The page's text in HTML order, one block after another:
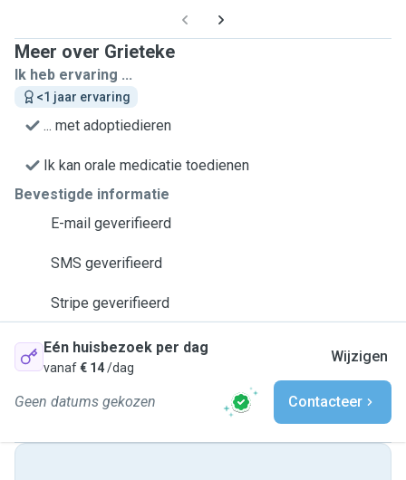
Meer over Grieteke
Ik heb ervaring ...
<1 jaar ervaring
... met adoptiedieren
Ik kan orale medicatie toedienen
Bevestigde informatie
E-mail geverifieerd
SMS geverifieerd
Stripe geverifieerd
Eén huisbezoek per dag
vanaf€ 14/dag
Wijzigen
Geen datums gekozen Contacteer